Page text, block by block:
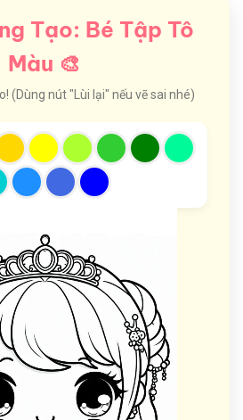
Tạo: Bé Tập Tô
Màu 🎨
(Dùng nút "Lùi lại" nếu vẽ sai nhé)